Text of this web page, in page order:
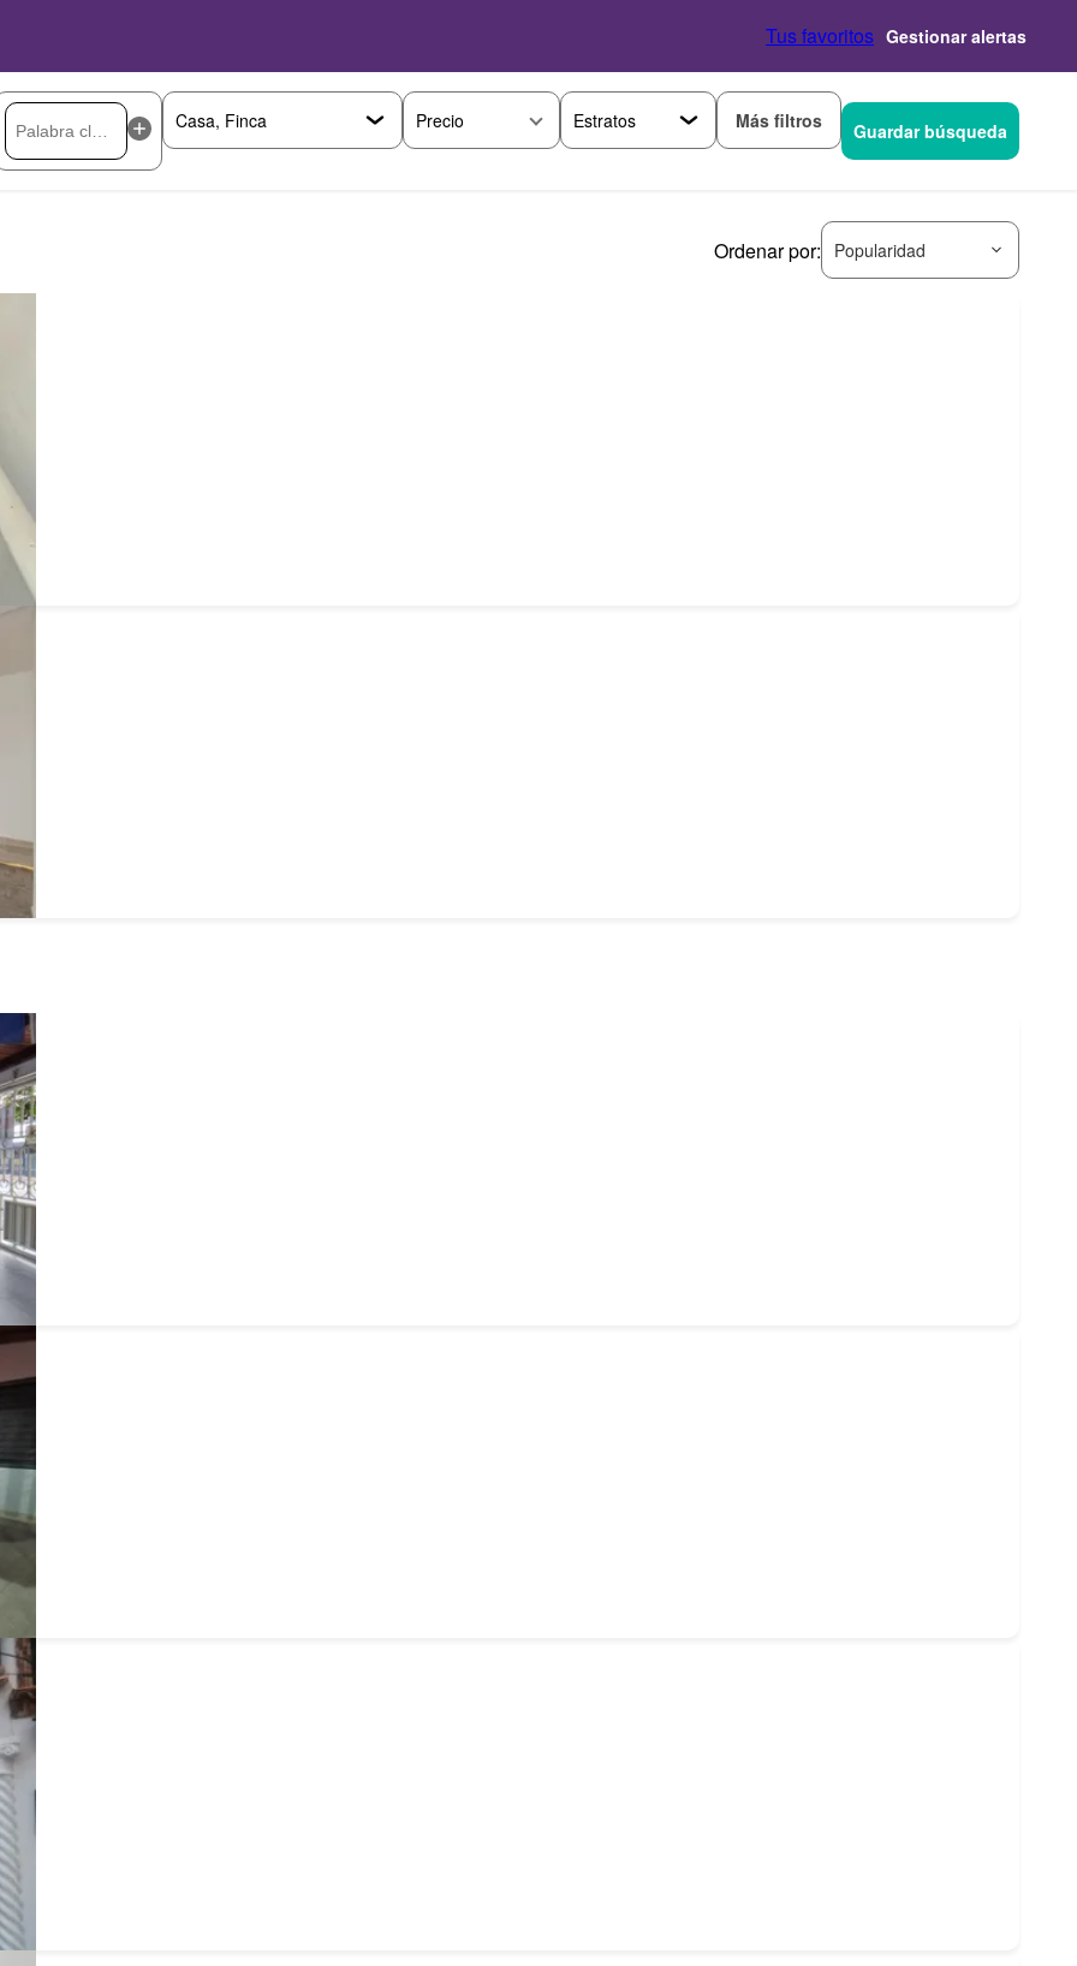
Tus favoritos Gestionar alertas
Precio Más filtros Guardar búsqueda
Ordenar por: Popularidad